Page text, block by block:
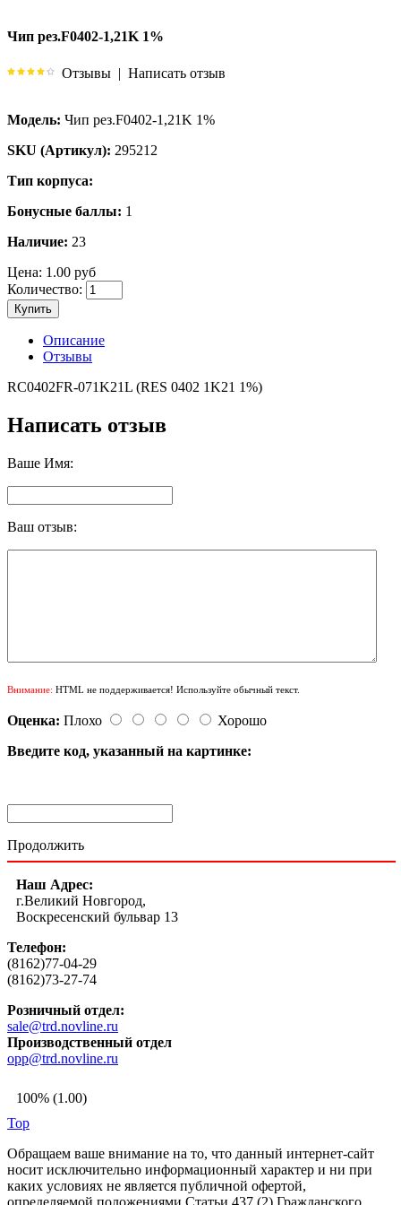
Чип рез.F0402-1,21K 1%
Отзывы | Написать отзыв
Модель: Чип рез.F0402-1,21K 1%
SKU (Артикул): 295212
Тип корпуса:
Бонусные баллы: 1
Наличие: 23
Цена: 1.00 руб
Количество:
Купить
Описание
Отзывы
RC0402FR-071K21L (RES 0402 1K21 1%)
Написать отзыв
Ваше Имя:
Ваш отзыв:
Внимание: HTML не поддерживается! Используйте обычный текст.
Оценка: Плохо
Хорошо
Введите код, указанный на картинке:
Продолжить
Наш Адрес:
г.Великий Новгород,
Воскресенский бульвар 13
Телефон:
(8162)77-04-29
(8162)73-27-74
Розничный отдел:
sale@trd.novline.ru
Производственный отдел
opp@trd.novline.ru
100% (1.00)
Top
Обращаем ваше внимание на то, что данный интернет-сайт
носит исключительно информационный характер и ни при
каких условиях не является публичной офертой,
определяемой положениями Статьи 437 (2) Гражданского